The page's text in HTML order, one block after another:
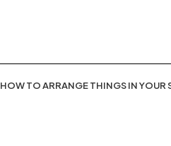
HOW TO ARRANGE THINGS IN YOUR